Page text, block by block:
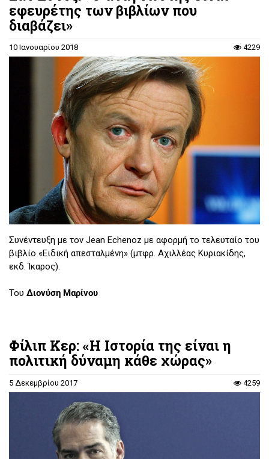
εφευρέτης των βιβλίων που
διαβάζει»
10 Ιανουαρίου 2018 4229
Συνέντευξη με τον Jean Echenoz με αφορμή το τελευταίο του
βιβλίο «Ειδική απεσταλμένη» (μτφρ. Αχιλλέας Κυριακίδης,
εκδ. Ίκαρος).
Του Διονύση Μαρίνου
Φίλιπ Κερ: «Η Ιστορία της είναι η
πολιτική δύναμη κάθε χώρας»
5 Δεκεμβρίου 2017 4259